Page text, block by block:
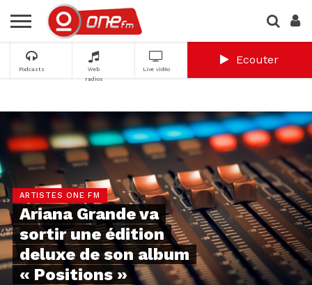
Podcasts
Web
radios
Live vidéo
Ecouter
ARTISTES ONE FM
Ariana Grande va
sortir une édition
deluxe de son album
« Positions »